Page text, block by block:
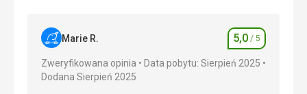
Marie R. Ocena
5,0 / 5
Zweryfikowana opinia
Data pobytu: Sierpień 2025
Dodana Sierpień 2025